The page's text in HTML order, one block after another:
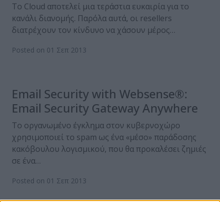
Το Cloud αποτελεί μια τεράστια ευκαιρία για το
κανάλι διανομής. Παρόλα αυτά, οι resellers
διατρέχουν τον κίνδυνο να χάσουν μέρος…
Posted on 01 Σεπ 2013
Email Security with Websense®:
Email Security Gateway Anywhere
Το οργανωμένο έγκλημα στον κυβερνοχώρο
χρησιμοποιεί το spam ως ένα «μέσο» παράδοσης
κακόβουλου λογισμικού, που θα προκαλέσει ζημιές
σε ένα…
Posted on 01 Σεπ 2013